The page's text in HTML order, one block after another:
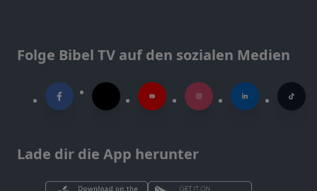
Folge Bibel TV auf den sozialen Medien
Lade dir die App herunter